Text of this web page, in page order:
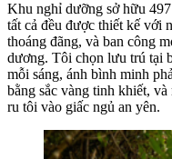
Khu nghỉ dưỡng sở hữu
tất cả đều được thiết kế với
thoáng đãng, và ban công
dương. Tôi chọn lưu trú tại
mỗi sáng, ánh bình minh
bằng sắc vàng tinh khiết,
ru tôi vào giấc ngủ an yên.